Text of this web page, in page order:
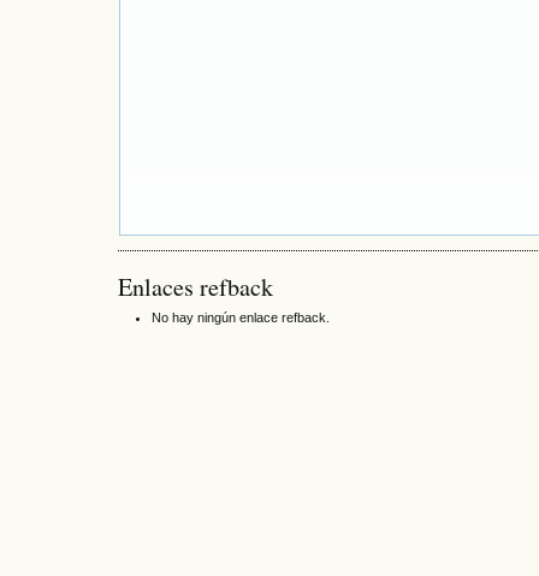
Enlaces refback
No hay ningún enlace refback.